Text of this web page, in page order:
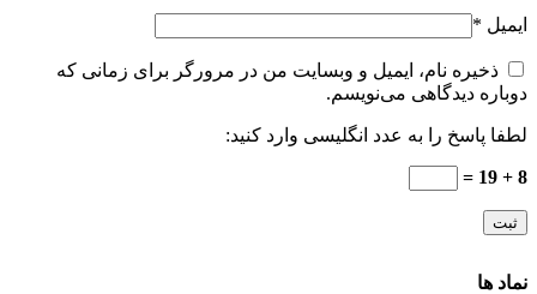
ایمیل *
ذخیره نام، ایمیل و وبسایت من در مرورگر برای زمانی که
دوباره دیدگاهی می‌نویسم.
لطفا پاسخ را به عدد انگلیسی وارد کنید:
8 + 19 =
نماد ها